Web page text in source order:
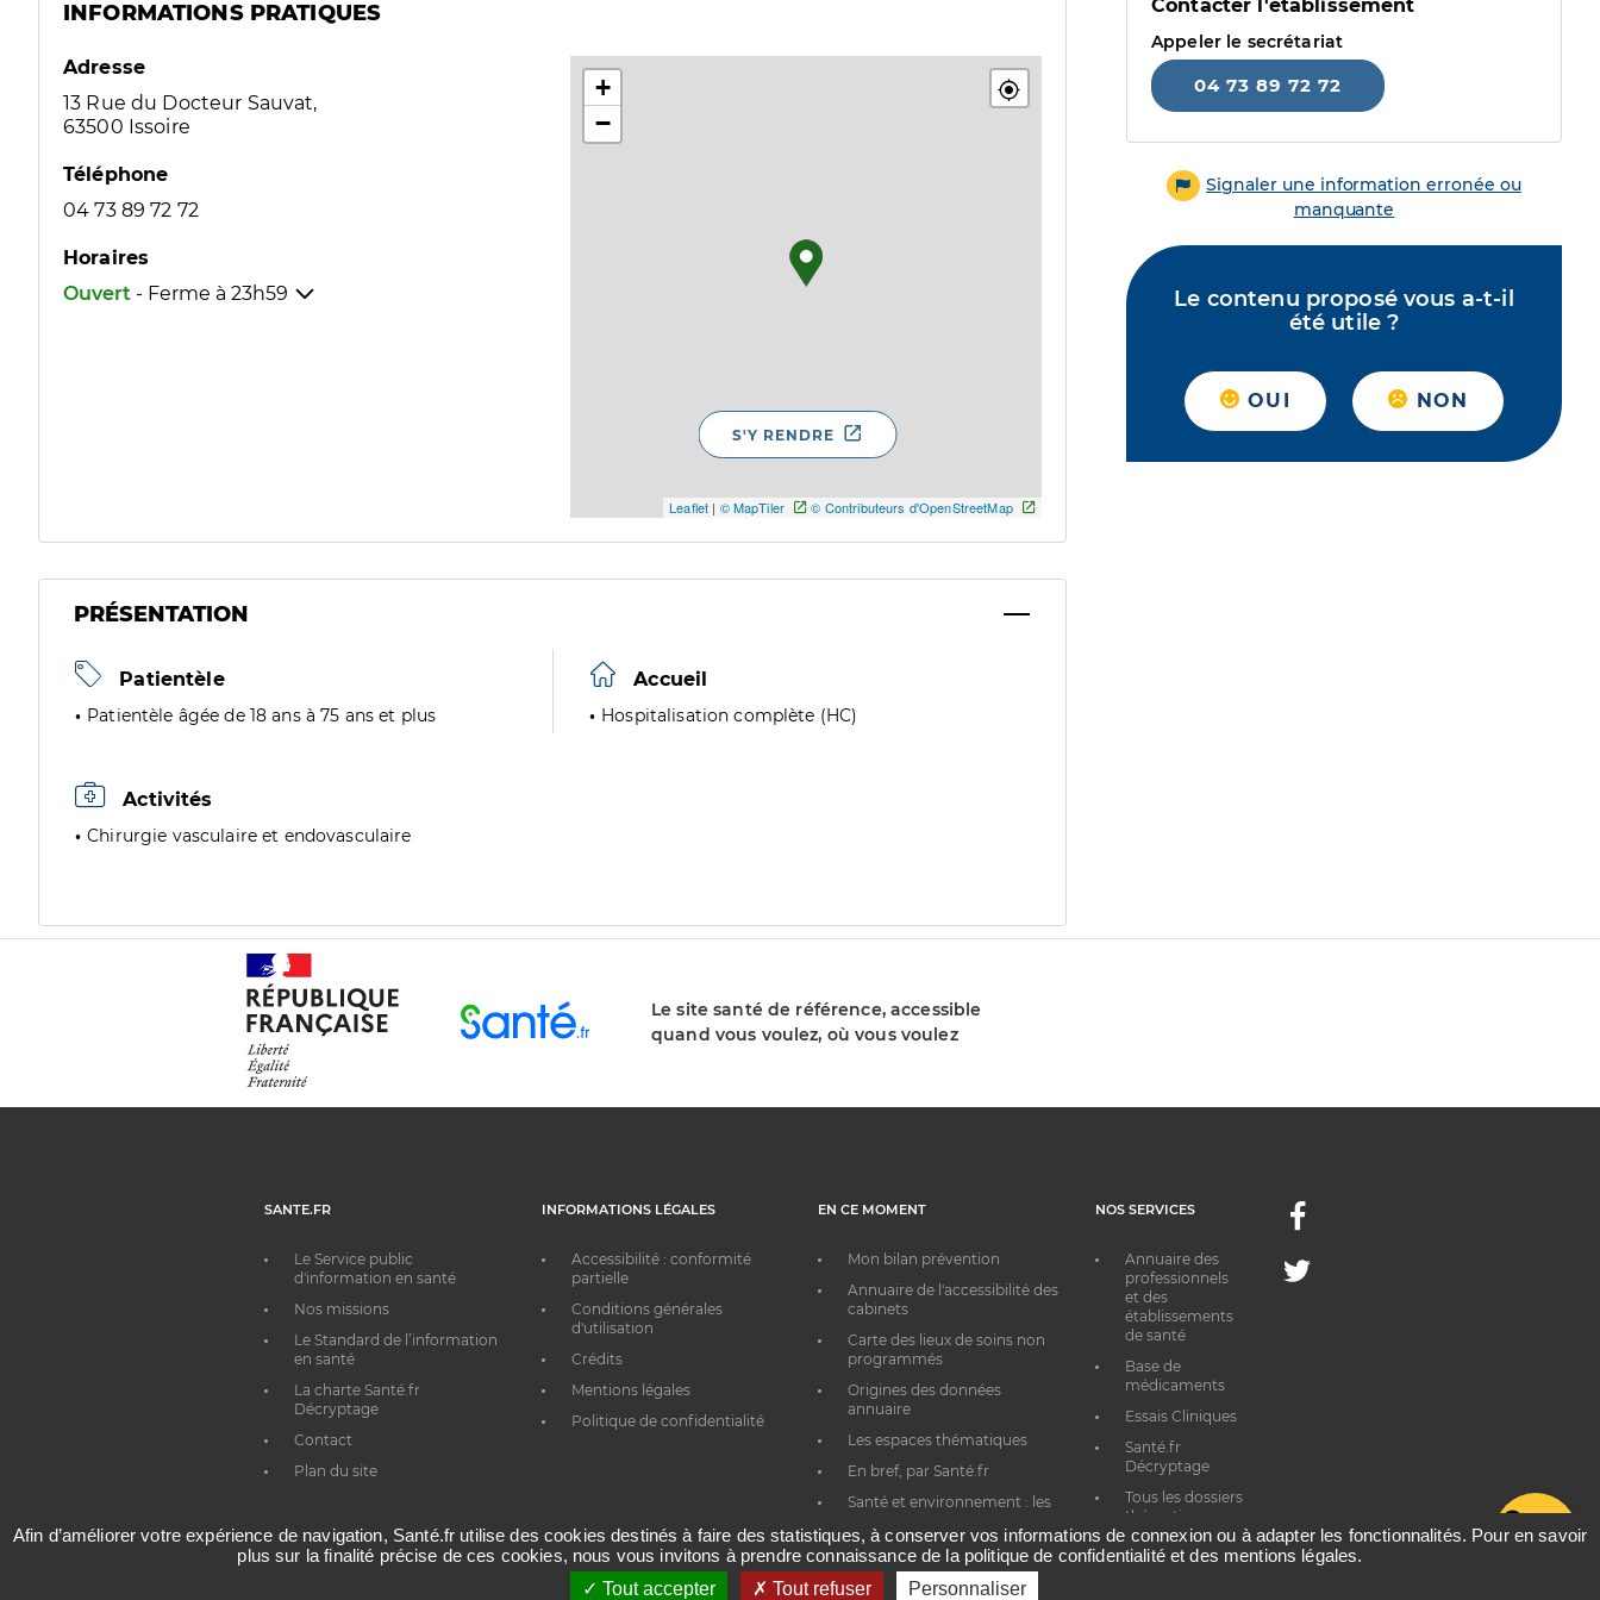
INFORMATIONS PRATIQUES
Adresse
13 Rue du Docteur Sauvat,
63500 Issoire
Téléphone
04 73 89 72 72
Horaires
Ouvert - Ferme à 23h59
+
−
Leaflet | © MapTiler © Contributeurs d'OpenStreetMap
S'Y RENDRE
PRÉSENTATION
Patientèle
Patientèle âgée de 18 ans à 75 ans et plus
Accueil
Hospitalisation complète (HC)
Activités
Chirurgie vasculaire et endovasculaire
Contacter l'établissement
Appeler le secrétariat
04 73 89 72 72
Signaler une information erronée ou
manquante
Le contenu proposé vous a-t-il
été utile ?
OUI NON
Le site santé de référence, accessible
quand vous voulez, où vous voulez
SANTE.FR
Le Service public
d'information en santé
Nos missions
Le Standard de l’information
en santé
La charte Santé.fr
Décryptage
Contact
Plan du site
INFORMATIONS LÉGALES
Accessibilité : conformité
partielle
Conditions générales
d'utilisation
Crédits
Mentions légales
Politique de confidentialité
EN CE MOMENT
Mon bilan prévention
Annuaire de l'accessibilité des
cabinets
Carte des lieux de soins non
programmés
Origines des données
annuaire
Les espaces thématiques
En bref, par Santé.fr
Santé et environnement : les
NOS SERVICES
Annuaire des
professionnels
et des
établissements
de santé
Base de
médicaments
Essais Cliniques
Santé.fr
Décryptage
Tous les dossiers
thématiques
Facebook
Twitter
Afin d’améliorer votre expérience de navigation, Santé.fr utilise des cookies destinés à faire des statistiques, à conserver vos informations de connexion ou à adapter les fonctionnalités. Pour en savoir
plus sur la finalité précise de ces cookies, nous vous invitons à prendre connaissance de la politique de confidentialité et des mentions légales.
Tout accepter
Tout refuser Personnaliser